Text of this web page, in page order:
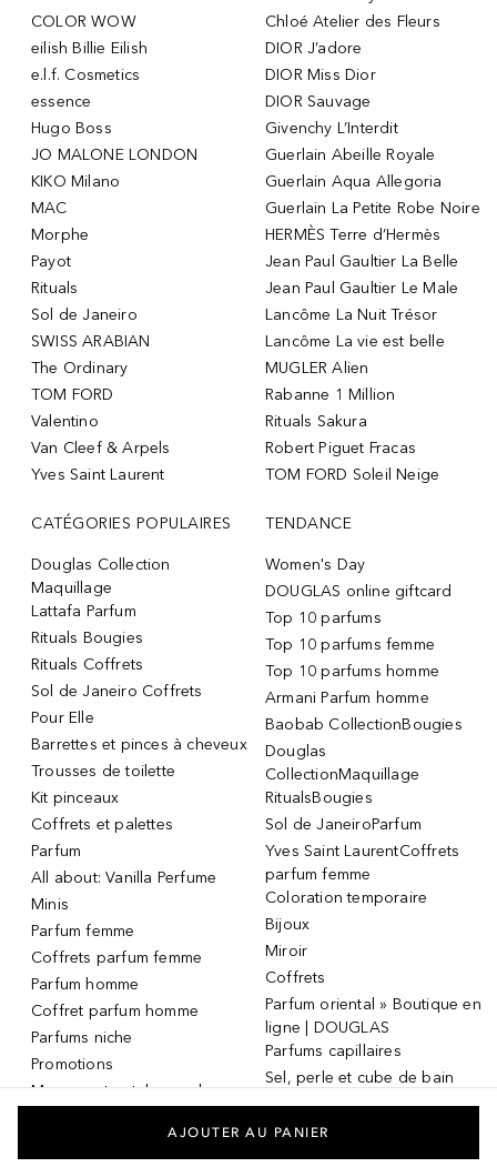
COLOR WOW
eilish Billie Eilish
e.l.f. Cosmetics
essence
Hugo Boss
JO MALONE LONDON
KIKO Milano
MAC
Morphe
Payot
Rituals
Sol de Janeiro
SWISS ARABIAN
The Ordinary
TOM FORD
Valentino
Van Cleef & Arpels
Yves Saint Laurent
Chloé Atelier des Fleurs
DIOR J’adore
DIOR Miss Dior
DIOR Sauvage
Givenchy L’Interdit
Guerlain Abeille Royale
Guerlain Aqua Allegoria
Guerlain La Petite Robe Noire
HERMÈS Terre d’Hermès
Jean Paul Gaultier La Belle
Jean Paul Gaultier Le Male
Lancôme La Nuit Trésor
Lancôme La vie est belle
MUGLER Alien
Rabanne 1 Million
Rituals Sakura
Robert Piguet Fracas
TOM FORD Soleil Neige
CATÉGORIES POPULAIRES
Douglas Collection
Maquillage
Lattafa Parfum
Rituals Bougies
Rituals Coffrets
Sol de Janeiro Coffrets
Pour Elle
Barrettes et pinces à cheveux
Trousses de toilette
Kit pinceaux
Coffrets et palettes
Parfum
All about: Vanilla Perfume
Minis
Parfum femme
Coffrets parfum femme
Parfum homme
Coffret parfum homme
Parfums niche
Promotions
Masque et patch pour les
TENDANCE
Women's Day
DOUGLAS online giftcard
Top 10 parfums
Top 10 parfums femme
Top 10 parfums homme
Armani Parfum homme
Baobab CollectionBougies
Douglas
CollectionMaquillage
RitualsBougies
Sol de JaneiroParfum
Yves Saint LaurentCoffrets
parfum femme
Coloration temporaire
Bijoux
Miroir
Coffrets
Parfum oriental » Boutique en
ligne | DOUGLAS
Parfums capillaires
Sel, perle et cube de bain
Dermaroller
Masque et patch pour les
AJOUTER AU PANIER